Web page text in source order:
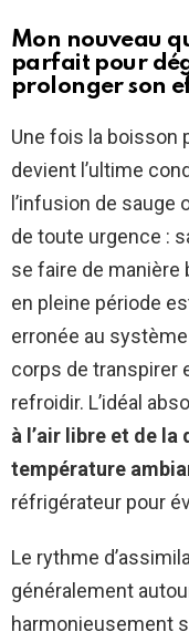
Mon nouveau
parfait pour
prolonger son
Une fois la boisson
devient l’ultime
l’infusion de sauge
de toute urgence :
se faire de manière
en pleine période
erronée au
corps de transpirer
refroidir. L’idéal
à l’air libre et de
température
réfrigérateur pour
Le rythme
généralement
harmonieusement